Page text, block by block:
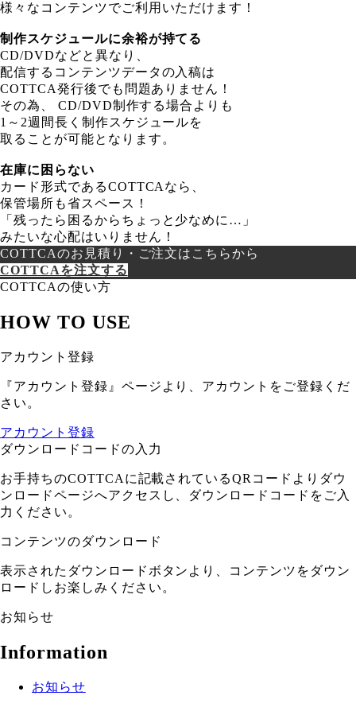
様々なコンテンツでご利用いただけます！
制作スケジュールに余裕が持てる
CD/DVDなどと異なり、
配信するコンテンツデータの入稿は
COTTCA発行後でも問題ありません！
その為、 CD/DVD制作する場合よりも
1～2週間長く制作スケジュールを
取ることが可能となります。
在庫に困らない
カード形式であるCOTTCAなら、
保管場所も省スペース！
「残ったら困るからちょっと少なめに…」
みたいな心配はいりません！
COTTCAのお見積り・ご注文はこちらから
COTTCAを注文する
COTTCAの使い方
HOW TO USE
アカウント登録
『アカウント登録』ページより、アカウントをご登録くだ
さい。
アカウント登録
ダウンロードコードの入力
お手持ちのCOTTCAに記載されているQRコードよりダウ
ンロードページへアクセスし、ダウンロードコードをご入
力ください。
コンテンツのダウンロード
表示されたダウンロードボタンより、コンテンツをダウン
ロードしお楽しみください。
お知らせ
Information
お知らせ